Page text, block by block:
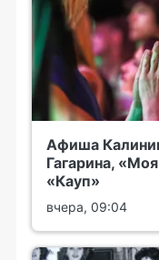
Афиша
Гагарина,
«Кауп»
вчера, 09:04